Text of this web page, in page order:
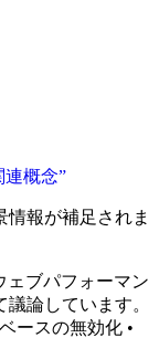
連概念”
報が補足されま
ェブパフォーマン
論しています。
ースの無効化 •